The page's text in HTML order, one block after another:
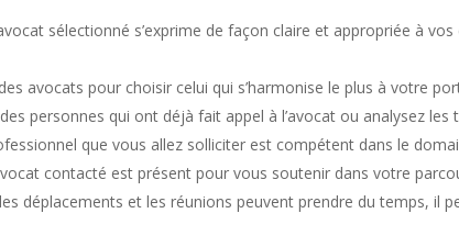
sélectionné s’exprime de façon claire et appropriée à
avocats pour choisir celui qui s’harmonise le plus à votre
personnes qui ont déjà fait appel à l’avocat ou analysez
que vous allez solliciter est compétent dans le
contacté est présent pour vous soutenir dans votre
déplacements et les réunions peuvent prendre du temps,